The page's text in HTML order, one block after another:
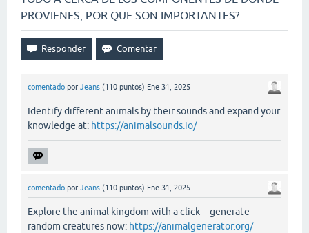
PROVIENES, POR QUE SON IMPORTANTES?
comentado por Jeans (110 puntos) Ene 31, 2025
Identify different animals by their sounds and expand your
knowledge at: https://animalsounds.io/
comentado por Jeans (110 puntos) Ene 31, 2025
Explore the animal kingdom with a click—generate
random creatures now: https://animalgenerator.org/